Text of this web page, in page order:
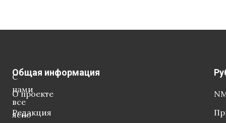
С
нами
все
ясно
Общая информация
О проекте
Редакция